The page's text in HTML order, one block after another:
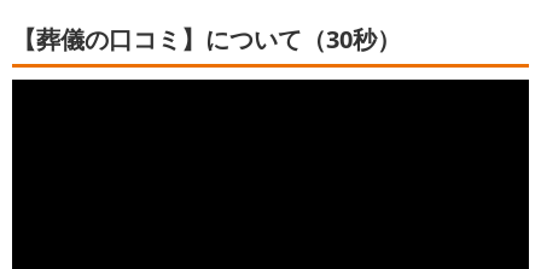
【葬儀の口コミ】について（30秒）